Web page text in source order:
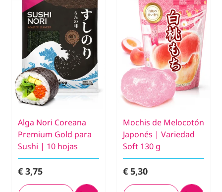
Alga Nori Coreana
Premium Gold para
Sushi | 10 hojas
€ 3,75
Mochis de Melocotón
Japonés | Variedad
Soft 130 g
€ 5,30